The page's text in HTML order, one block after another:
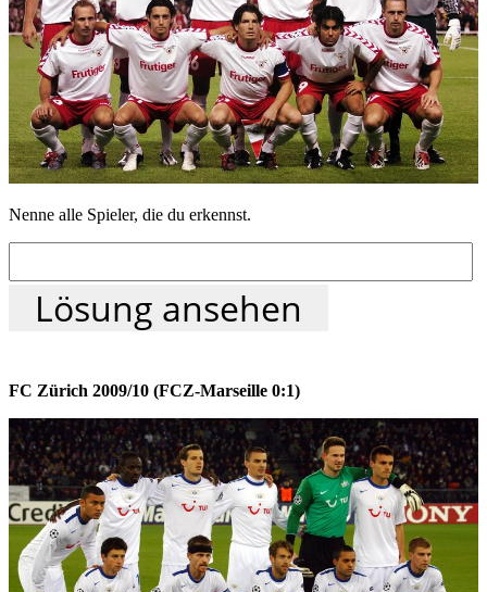
Nenne alle Spieler, die du erkennst.
Lösung ansehen
FC Zürich 2009/10 (FCZ-Marseille 0:1)